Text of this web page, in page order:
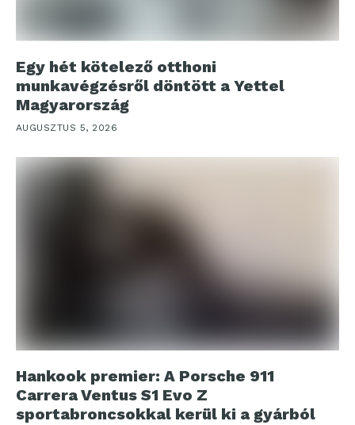
Egy hét kötelező otthoni
munkavégzésről döntött a Yettel
Magyarország
AUGUSZTUS 5, 2026
Hankook premier: A Porsche 911
Carrera Ventus S1 Evo Z
sportabroncsokkal kerül ki a gyárból